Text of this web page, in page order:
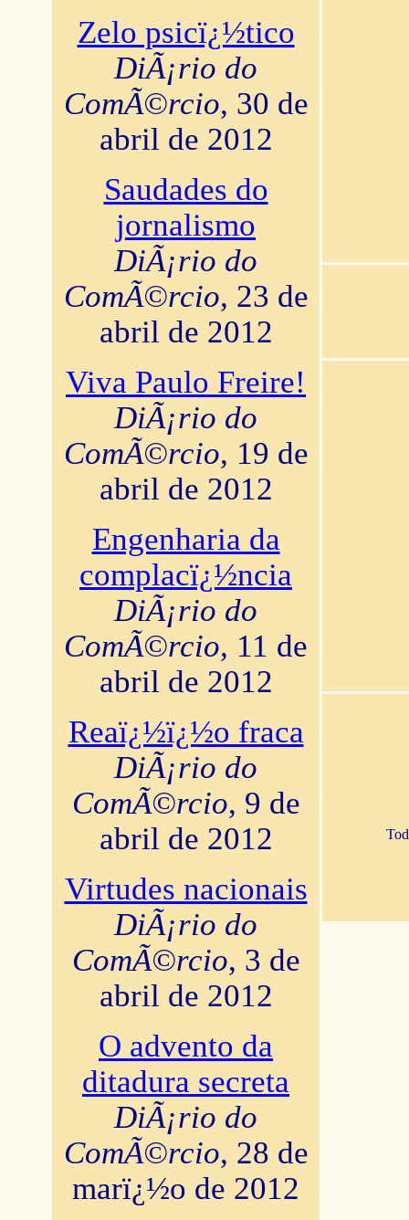
Zelo psicï¿½tico
DiÃ¡rio do
ComÃ©rcio, 30 de
abril de 2012
Saudades do
jornalismo
DiÃ¡rio do
ComÃ©rcio, 23 de
abril de 2012
Viva Paulo Freire!
DiÃ¡rio do
ComÃ©rcio, 19 de
abril de 2012
Engenharia da
complacï¿½ncia
DiÃ¡rio do
ComÃ©rcio, 11 de
abril de 2012
Reaï¿½ï¿½o fraca
DiÃ¡rio do
ComÃ©rcio, 9 de
abril de 2012
Virtudes nacionais
DiÃ¡rio do
ComÃ©rcio, 3 de
abril de 2012
O advento da
ditadura secreta
DiÃ¡rio do
ComÃ©rcio, 28 de
marï¿½o de 2012